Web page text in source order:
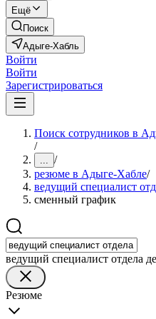
Ещё
Поиск
Адыге-Хабль
Войти
Войти
Зарегистрироваться
Поиск сотрудников в
/
... /
резюме в Адыге-Хабле/
ведущий специалист
сменный график
ведущий специалист отдела
Резюме